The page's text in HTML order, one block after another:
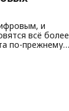
и
всё более
по-прежнему
Однако
—